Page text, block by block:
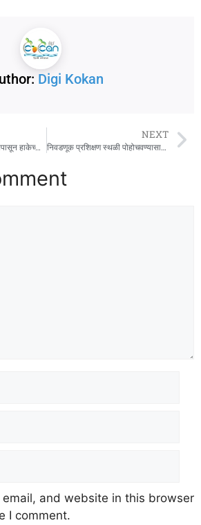
Digi Kokan
रत्नागिरी पोलीस मुख्यालयापासून हाकेच्या अंतरावर वृद्धाचा खून ; घटनेने खळबळ
NEXT
निवडणूक प्रशिक्षण स्थळी पोहोचवण्यासाठी एसटी बसेसची व्यवस्था
email, and website in this browser
I comment.